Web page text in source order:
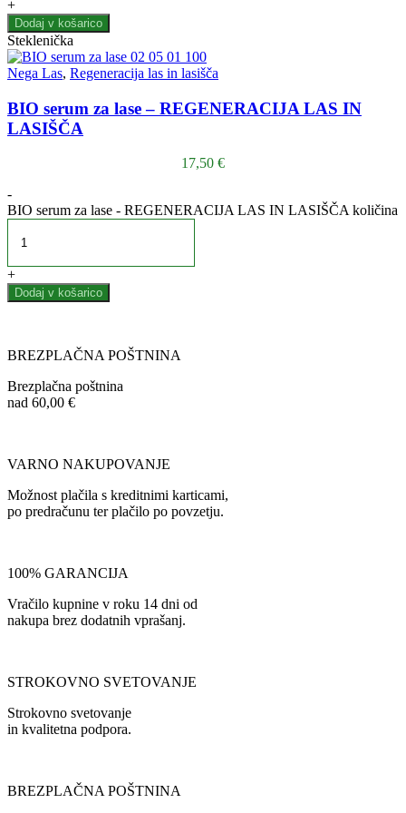
+
Dodaj v košarico
Steklenička
Nega Las, Regeneracija las in lasišča
BIO serum za lase – REGENERACIJA LAS IN
LASIŠČA
17,50 €
-
BIO serum za lase - REGENERACIJA LAS IN LASIŠČA količina
+
Dodaj v košarico
BREZPLAČNA POŠTNINA
Brezplačna poštnina
nad 60,00 €
VARNO NAKUPOVANJE
Možnost plačila s kreditnimi karticami,
po predračunu ter plačilo po povzetju.
100% GARANCIJA
Vračilo kupnine v roku 14 dni od
nakupa brez dodatnih vprašanj.
STROKOVNO SVETOVANJE
Strokovno svetovanje
in kvalitetna podpora.
BREZPLAČNA POŠTNINA